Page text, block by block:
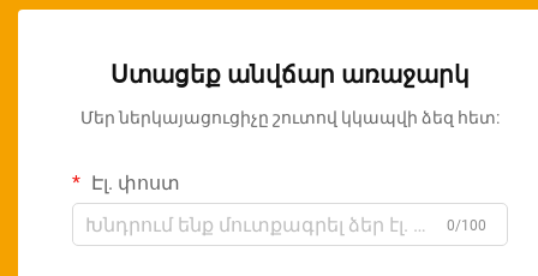
Ստացեք անվճար առաջարկ
Մեր ներկայացուցիչը շուտով կկապվի ձեզ հետ:
Էլ. փոստ
0/100